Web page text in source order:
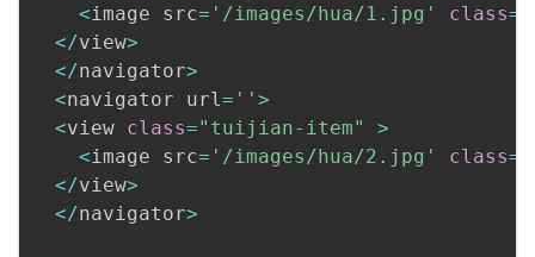
<image src= '/images/hua/1.jpg' class=
</view>
</navigator>
<navigator url = '' >
<view class="tuijian-item"
>
<image src= '/images/hua/2.jpg' class=
</view>
</navigator>